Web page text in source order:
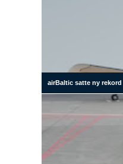
airBaltic satte ny